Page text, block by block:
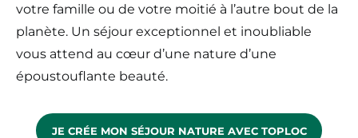
votre famille ou de votre moitié à l’autre bout de la
planète. Un séjour exceptionnel et inoubliable
vous attend au cœur d’une nature d’une
époustouflante beauté.
JE CRÉE MON SÉJOUR NATURE AVEC TOPLOC